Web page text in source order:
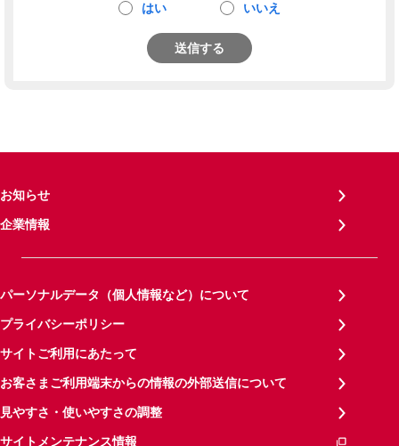
はい いいえ
送信する
お知らせ
企業情報
パーソナルデータ（個人情報など）について
プライバシーポリシー
サイトご利用にあたって
お客さまご利用端末からの情報の外部送信について
見やすさ・使いやすさの調整
サイトメンテナンス情報